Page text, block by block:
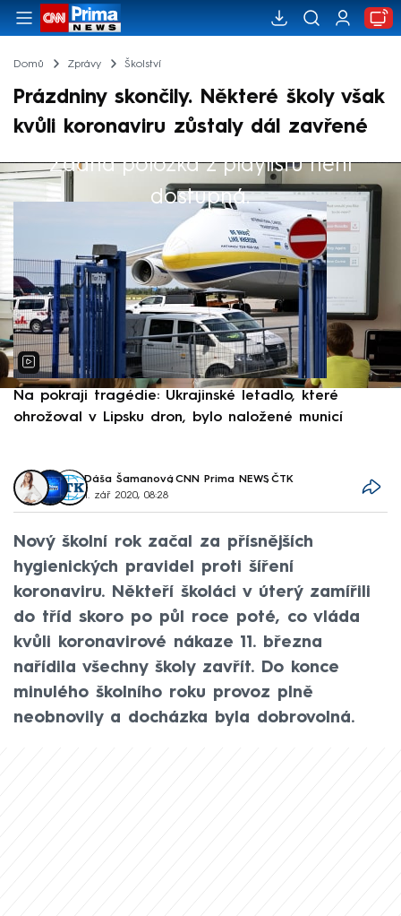
Domů Zprávy Školství
Prázdniny skončily. Některé školy však
kvůli koronaviru zůstaly dál zavřené
Žádná položka z playlistu není
dostupná.
Výběr redakce
Na pokraji tragédie: Ukrajinské letadlo, které
ohrožoval v Lipsku dron, bylo naložené municí
Dáša Šamanová,CNN Prima NEWS, ČTK
1. zář 2020, 08:28
Nový školní rok začal za přísnějších
hygienických pravidel proti šíření
koronaviru. Někteří školáci v úterý zamířili
do tříd skoro po půl roce poté, co vláda
kvůli koronavirové nákaze 11. března
nařídila všechny školy zavřít. Do konce
minulého školního roku provoz plně
neobnovily a docházka byla dobrovolná.